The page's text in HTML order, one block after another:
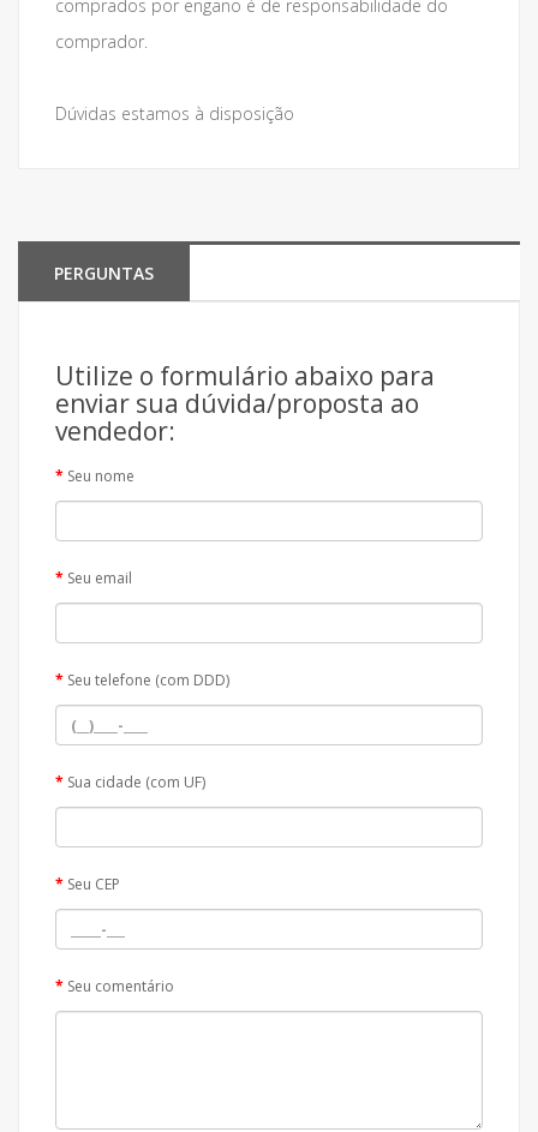
comprados por engano é de responsabilidade do
comprador.
Dúvidas estamos à disposição
PERGUNTAS
Utilize o formulário abaixo para
enviar sua dúvida/proposta ao
vendedor:
Seu nome
Seu email
Seu telefone (com DDD)
Sua cidade (com UF)
Seu CEP
Seu comentário